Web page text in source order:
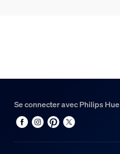
Matériaux
Durée de vie
Se connecter avec Philips Hue